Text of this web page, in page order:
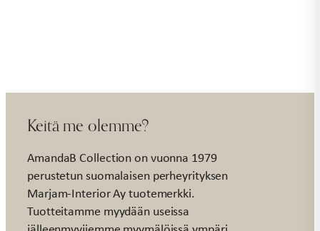
Keitä me olemme?
AmandaB Collection on vuonna 1979
perustetun suomalaisen perheyrityksen
Marjam-Interior Ay tuotemerkki.
Tuotteitamme myydään useissa